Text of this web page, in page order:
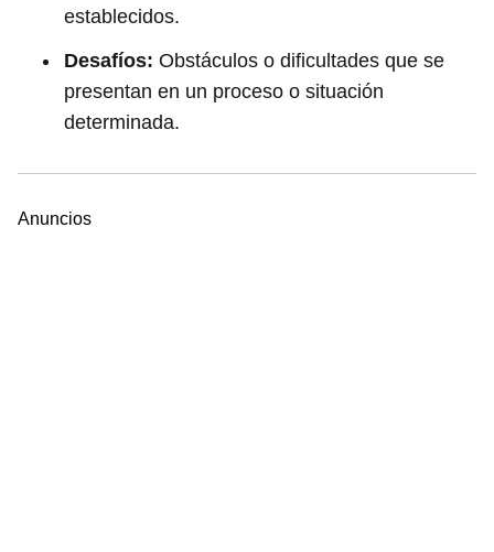
establecidos.
Desafíos: Obstáculos o dificultades que se
presentan en un proceso o situación
determinada.
Anuncios